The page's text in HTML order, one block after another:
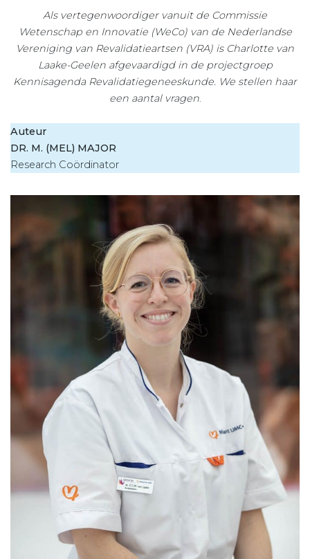
Als vertegenwoordiger vanuit de Commissie
Wetenschap en Innovatie (WeCo) van de Nederlandse
Vereniging van Revalidatieartsen (VRA) is Charlotte van
Laake-Geelen afgevaardigd in de projectgroep
Kennisagenda Revalidatiegeneeskunde. We stellen haar
een aantal vragen.
Auteur
DR. M. (MEL) MAJOR
Research Coördinator